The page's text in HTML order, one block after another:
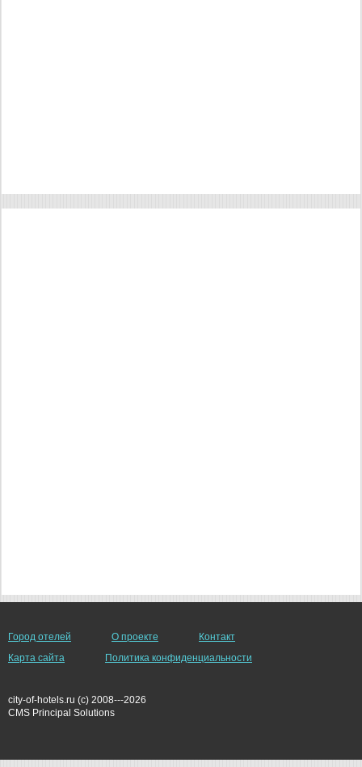
Город отелей О проекте
Контакт
Карта сайта
Политика конфиденциальности
city-of-hotels.ru (c) 2008---2026
СMS Principal Solutions